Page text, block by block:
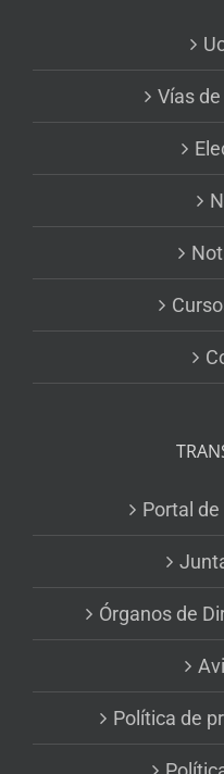
Vías
Portal
Órganos de
Política de